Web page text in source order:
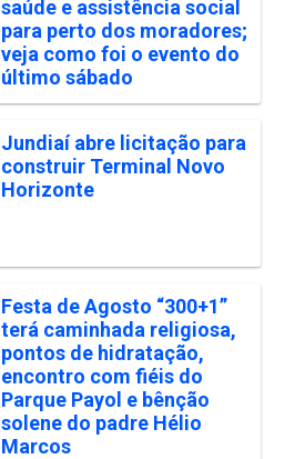
saúde e assistência social
para perto dos moradores;
veja como foi o evento do
último sábado
Jundiaí abre licitação para
construir Terminal Novo
Horizonte
Festa de Agosto “300+1”
terá caminhada religiosa,
pontos de hidratação,
encontro com fiéis do
Parque Payol e bênção
solene do padre Hélio
Marcos